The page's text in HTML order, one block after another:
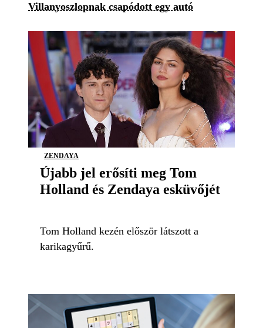
Villanyoszlopnak csapódott egy autó
ZENDAYA
Újabb jel erősíti meg Tom
Holland és Zendaya esküvőjét
Tom Holland kezén először látszott a
karikagyűrű.